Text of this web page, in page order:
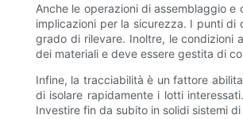
Anche le operazioni di assemblaggio
implicazioni per la sicurezza. I punti di
grado di rilevare. Inoltre, le condizioni
dei materiali e deve essere gestita di
Infine, la tracciabilità è un fattore
di isolare rapidamente i lotti
Investire fin da subito in solidi sistemi